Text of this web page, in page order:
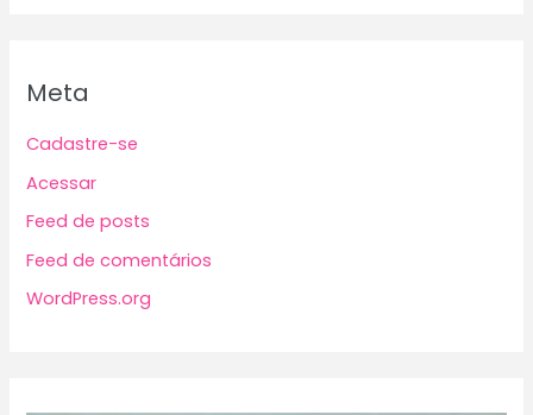
Meta
Cadastre-se
Acessar
Feed de posts
Feed de comentários
WordPress.org